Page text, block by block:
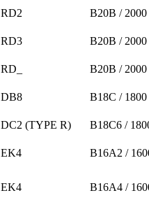
RD2 B20B / 2000
RD3 B20B / 2000
RD_ B20B / 2000
DB8 B18C / 1800
DC2 (TYPE R) B18C6 /
EK4 B16A2 /
EK4 B16A4 /